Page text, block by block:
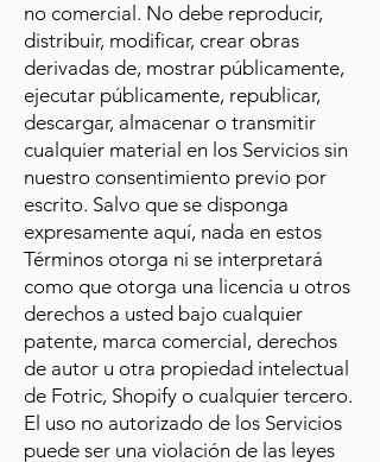
no comercial. No debe reproducir,
distribuir, modificar, crear obras
derivadas de, mostrar públicamente,
ejecutar públicamente, republicar,
descargar, almacenar o transmitir
cualquier material en los Servicios sin
nuestro consentimiento previo por
escrito. Salvo que se disponga
expresamente aquí, nada en estos
Términos otorga ni se interpretará
como que otorga una licencia u otros
derechos a usted bajo cualquier
patente, marca comercial, derechos
de autor u otra propiedad intelectual
de Fotric, Shopify o cualquier tercero.
El uso no autorizado de los Servicios
puede ser una violación de las leyes